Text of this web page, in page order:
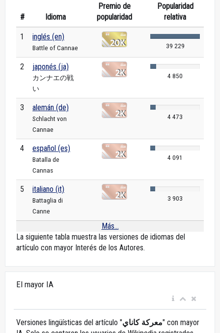
# Idioma
Premio de
popularidad
Popularidad
relativa
1 inglés (en)
Battle of Cannae 39 229
2 japonés (ja)
カンナエの戦
い
4 850
3 alemán (de)
Schlacht von
Cannae
4 473
4 español (es)
Batalla de
Cannas
4 091
5 italiano (it)
Battaglia di
Canne
3 903
Más...
La siguiente tabla muestra las versiones de idiomas del
artículo con mayor Interés de los Autores.
El mayor IA
Versiones lingüísticas del artículo "معركة كاناي" con mayor